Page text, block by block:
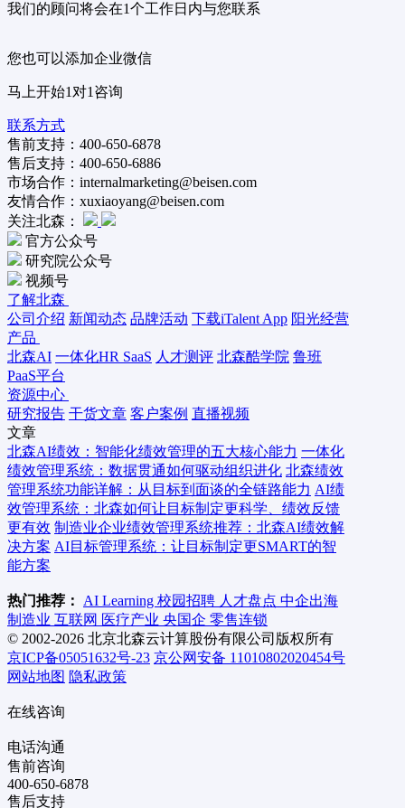
我们的顾问将会在1个工作日内与您联系
您也可以添加企业微信
马上开始1对1咨询
联系方式
售前支持：400-650-6878
售后支持：400-650-6886
市场合作：internalmarketing@beisen.com
友情合作：xuxiaoyang@beisen.com
关注北森：
官方公众号
研究院公众号
视频号
了解北森
公司介绍 新闻动态 品牌活动 下载iTalent App 阳光经营
产品
北森AI 一体化HR SaaS 人才测评 北森酷学院 鲁班
PaaS平台
资源中心
研究报告 干货文章 客户案例 直播视频
文章
北森AI绩效：智能化绩效管理的五大核心能力 一体化
绩效管理系统：数据贯通如何驱动组织进化 北森绩效
管理系统功能详解：从目标到面谈的全链路能力 AI绩
效管理系统：北森如何让目标制定更科学、绩效反馈
更有效 制造业企业绩效管理系统推荐：北森AI绩效解
决方案 AI目标管理系统：让目标制定更SMART的智
能方案
热门推荐： AI Learning 校园招聘 人才盘点 中企出海
制造业 互联网 医疗产业 央国企 零售连锁
© 2002-2026 北京北森云计算股份有限公司版权所有
京ICP备05051632号-23 京公网安备 11010802020454号
网站地图 隐私政策
在线咨询
电话沟通
售前咨询
400-650-6878
售后支持